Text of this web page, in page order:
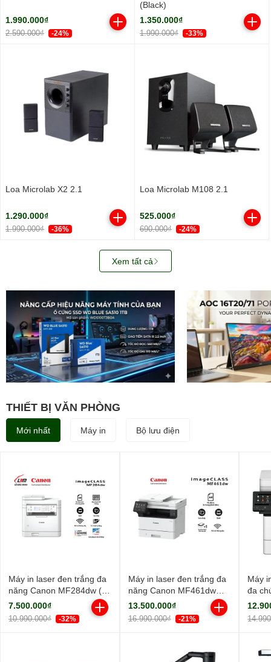
1.990.000₫
2.590.000₫ -24%
(Black)
1.350.000₫
1.990.000₫ -33%
Loa Microlab X2 2.1
1.290.000₫
1.990.000₫ -36%
Loa Microlab M108 2.1
525.000₫
690.000₫ -24%
Xem tất cả
THIẾT BỊ VĂN PHÒNG
Mới nhất Máy in Bộ lưu điện
Máy in laser đen trắng đa
năng Canon MF284dw (In
đảo mặt| Copy| Scan| ADF
A4| A5| USB| LAN| WIFI)
7.500.000₫
10.990.000₫ -32%
Máy in laser đen trắng đa
năng Canon MF461dw
(NK)
13.500.000₫
16.990.000₫ -21%
Máy
đa